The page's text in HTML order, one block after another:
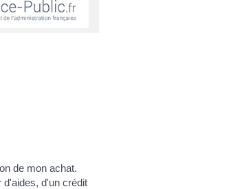
de mon achat.
d'aides, d'un crédit